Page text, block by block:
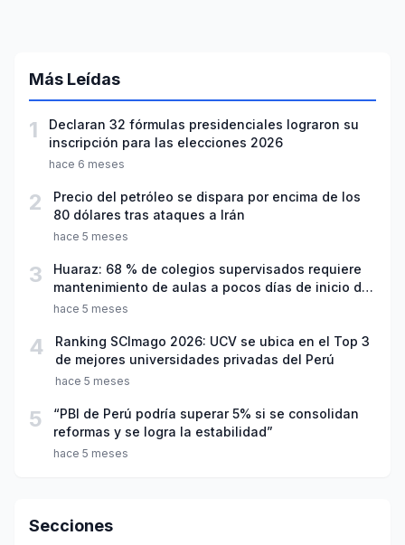
Más Leídas
1
Declaran 32 fórmulas presidenciales lograron su
inscripción para las elecciones 2026
hace 6 meses
2
Precio del petróleo se dispara por encima de los
80 dólares tras ataques a Irán
hace 5 meses
3
Huaraz: 68 % de colegios supervisados requiere
mantenimiento de aulas a pocos días de inicio del
año escolar 2026
hace 5 meses
4
Ranking SCImago 2026: UCV se ubica en el Top 3
de mejores universidades privadas del Perú
hace 5 meses
5
“PBI de Perú podría superar 5% si se consolidan
reformas y se logra la estabilidad”
hace 5 meses
Secciones